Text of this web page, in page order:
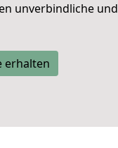
unverbindliche und
erhalten